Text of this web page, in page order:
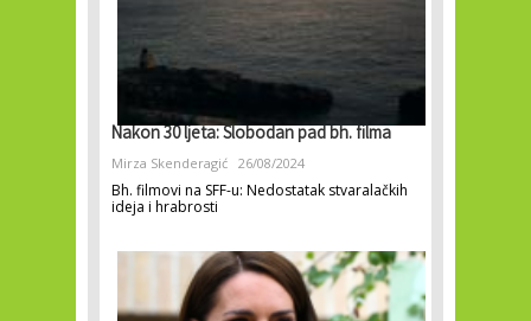
Nakon 30 ljeta: Slobodan pad bh. filma
Mirza Skenderagić 26/08/2024
Bh. filmovi na SFF-u: Nedostatak stvaralačkih
ideja i hrabrosti